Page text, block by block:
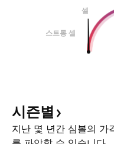
셀
스트롱 셀
시즌별
지난 몇 년간 심볼의 가